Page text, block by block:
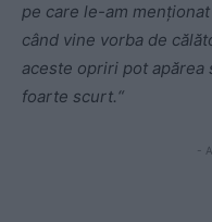
pe care le-am
când vine vorba de
aceste opriri pot apărea
foarte scurt.“
-